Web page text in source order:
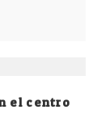
el centro